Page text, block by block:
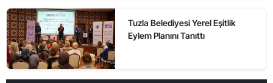
Tuzla Belediyesi Yerel Eşitlik
Eylem Planını Tanıttı